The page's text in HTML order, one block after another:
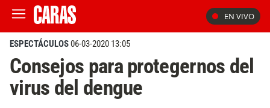
EN VIVO
ESPECTÁCULOS06-03-2020 13:05
Consejos para protegernos del
virus del dengue